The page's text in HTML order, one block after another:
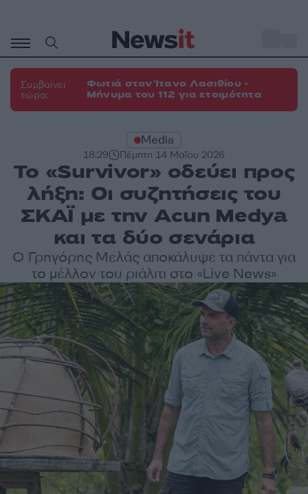
περιεχόμενο
Συμβαίνει
τώρα:
Φωτιά στον Ίτανο Λασιθίου -
Μήνυμα του 112 για ετοιμότητα
Media
18:29 Πέμπτη 14 Μαΐου 2026
Το «Survivor» οδεύει προς
λήξη: Οι συζητήσεις του
ΣΚΑΪ με την Acun Medya
και τα δύο σενάρια
Ο Γρηγόρης Μελάς αποκάλυψε τα πάντα για
το μέλλον του ριάλιτι στο «Live News»